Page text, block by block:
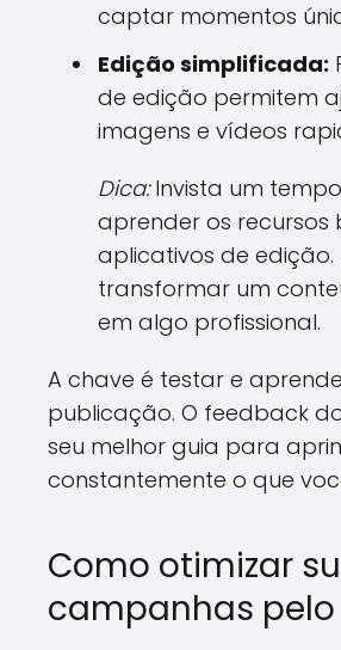
captar momentos
Edição simplificada:
de edição permitem
imagens e vídeos
Dica:Invista um
aprender os recursos
aplicativos de edição.
transformar um
em algo profissional.
A chave é testar e
publicação. O feedback
seu melhor guia para
constantemente o que
Como otimizar
campanhas